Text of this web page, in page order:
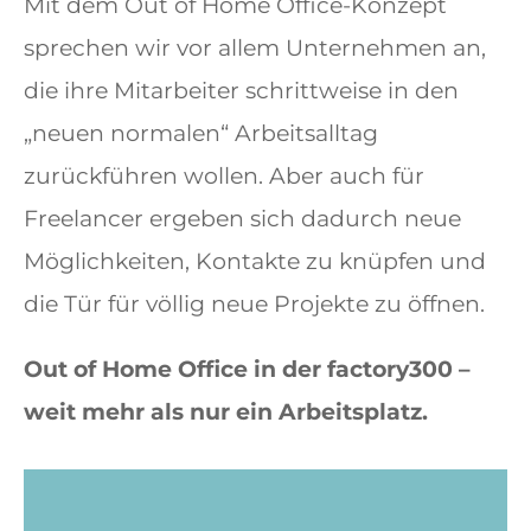
Mit dem Out of Home Office-Konzept
sprechen wir vor allem Unternehmen an,
die ihre Mitarbeiter schrittweise in den
„neuen normalen“ Arbeitsalltag
zurückführen wollen. Aber auch für
Freelancer ergeben sich dadurch neue
Möglichkeiten, Kontakte zu knüpfen und
die Tür für völlig neue Projekte zu öffnen.
Out of Home Office in der factory300 –
weit mehr als nur ein Arbeitsplatz.